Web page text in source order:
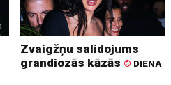
Zvaigžņu salidojums
grandiozās kāzās © DIENA